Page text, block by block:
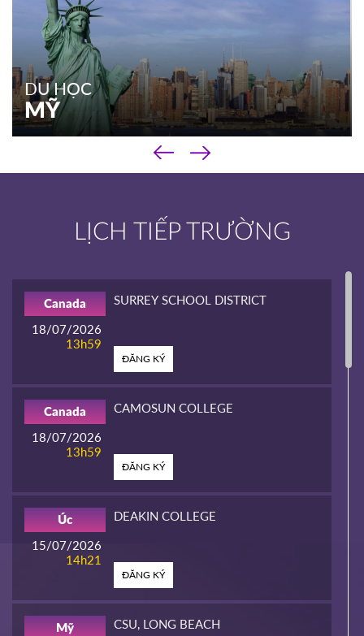
Chương trình cao đẳng
Kinh nghiệm du học
XEM THÊM
DU HỌC
MỸ
‹
›
LỊCH TIẾP TRƯỜNG
18/07/2026
13h59
Canada SURREY SCHOOL DISTRICT
ĐĂNG KÝ
18/07/2026
13h59
Canada CAMOSUN COLLEGE
ĐĂNG KÝ
15/07/2026
14h21
Úc DEAKIN COLLEGE
ĐĂNG KÝ
Mỹ CSU, LONG BEACH